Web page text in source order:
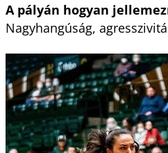
A pályán hogyan
Nagyhangúság,